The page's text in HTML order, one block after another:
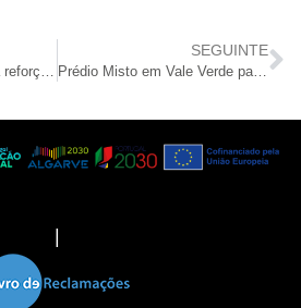
Misericórdia de Albufeira reforça tradição pascal e preserva património imaterial da comunidade
SEGUINTE
Prédio Misto em Vale Verde para alienação